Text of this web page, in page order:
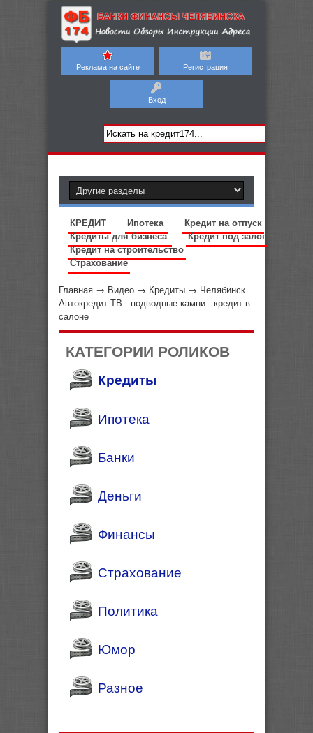
Реклама на сайте Регистрация
Вход
КРЕДИТ Ипотека
Кредит на отпуск
Кредиты для бизнеса
Кредит под залог
Кредит на строительство
Страхование
Главная → Видео → Кредиты → Челябинск
Автокредит ТВ - подводные камни - кредит в
салоне
КАТЕГОРИИ РОЛИКОВ
Кредиты
Ипотека
Банки
Деньги
Финансы
Страхование
Политика
Юмор
Разное